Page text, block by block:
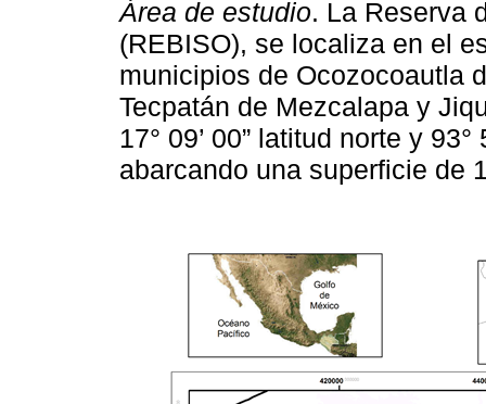
Área de estudio. La Reserva
(REBISO), se localiza en el
municipios de Ocozocoautla
Tecpatán de Mezcalapa y
17° 09’ 00” latitud norte y 93°
abarcando una superficie de